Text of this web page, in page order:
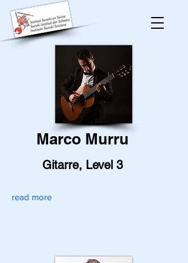
Marco Murru
Gitarre, Level 3
read more